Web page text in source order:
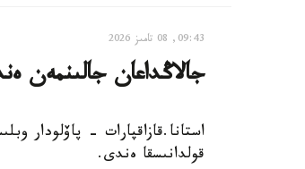
09:43, 08 تامىز 2026
جالاڭداعان جالىنمەن
استانا.قازاقپارات - پاۆلودار
قولدانىسقا ەندى.